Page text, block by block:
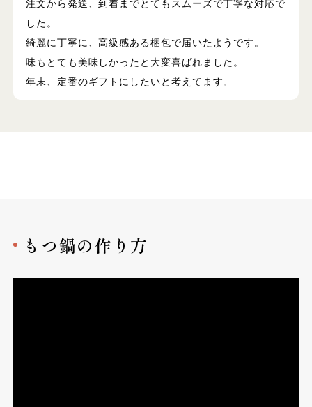
注文から発送、到着までとてもスムーズで丁寧な対応で
した。
綺麗に丁寧に、高級感ある梱包で届いたようです。
味もとても美味しかったと大変喜ばれました。
年末、定番のギフトにしたいと考えてます。
もつ鍋の作り方